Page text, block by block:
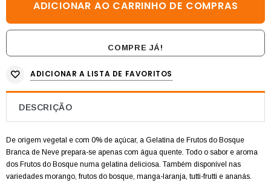
COMPRE JÁ!
ADICIONAR A LISTA DE FAVORITOS
DESCRIÇÃO
De origem vegetal e com 0% de açúcar, a Gelatina de Frutos do Bosque
Branca de Neve prepara-se apenas com água quente. Todo o sabor e aroma
dos Frutos do Bosque numa gelatina deliciosa. Também disponível nas
variedades morango, frutos do bosque, manga-laranja, tutti-frutti e ananás.